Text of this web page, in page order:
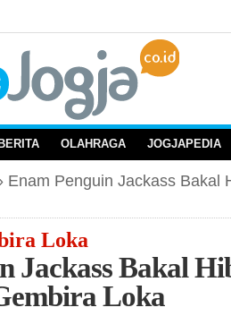
BERITA OLAHRAGA JOGJAPEDIA
Enam Penguin Jackass Bakal
Loka
Jackass Bakal
Loka